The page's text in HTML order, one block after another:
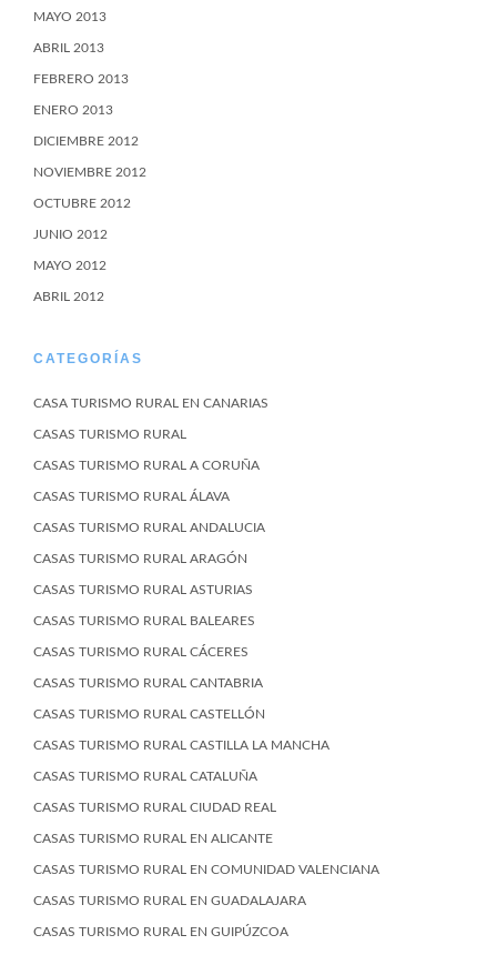
MAYO 2013
ABRIL 2013
FEBRERO 2013
ENERO 2013
DICIEMBRE 2012
NOVIEMBRE 2012
OCTUBRE 2012
JUNIO 2012
MAYO 2012
ABRIL 2012
CATEGORÍAS
CASA TURISMO RURAL EN CANARIAS
CASAS TURISMO RURAL
CASAS TURISMO RURAL A CORUÑA
CASAS TURISMO RURAL ÁLAVA
CASAS TURISMO RURAL ANDALUCIA
CASAS TURISMO RURAL ARAGÓN
CASAS TURISMO RURAL ASTURIAS
CASAS TURISMO RURAL BALEARES
CASAS TURISMO RURAL CÁCERES
CASAS TURISMO RURAL CANTABRIA
CASAS TURISMO RURAL CASTELLÓN
CASAS TURISMO RURAL CASTILLA LA MANCHA
CASAS TURISMO RURAL CATALUÑA
CASAS TURISMO RURAL CIUDAD REAL
CASAS TURISMO RURAL EN ALICANTE
CASAS TURISMO RURAL EN COMUNIDAD VALENCIANA
CASAS TURISMO RURAL EN GUADALAJARA
CASAS TURISMO RURAL EN GUIPÚZCOA